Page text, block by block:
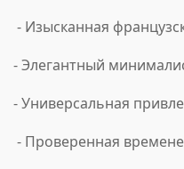
- Изысканная
- Элегантный
- Универсальная
- Проверенная